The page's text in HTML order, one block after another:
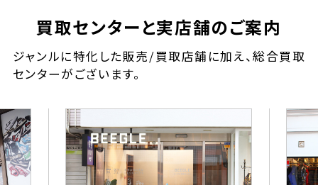
買取センターと実店舗のご案内
ジャンルに特化した販売/買取店舗に加え、総合買取
センターがございます。